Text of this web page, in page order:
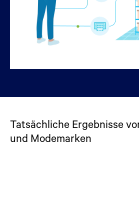
Tatsächliche Ergebnisse
und Modemarken